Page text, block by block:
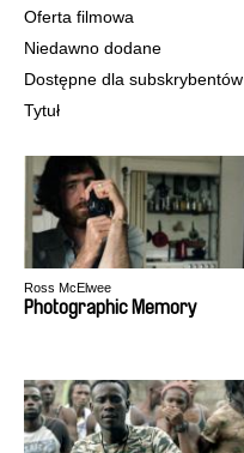
Oferta filmowa
Niedawno dodane
Dostępne dla subskrybentów
Tytuł
Ross McElwee
Photographic Memory